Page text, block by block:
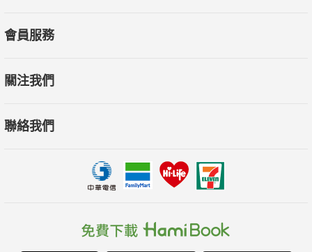
會員服務
關注我們
聯絡我們